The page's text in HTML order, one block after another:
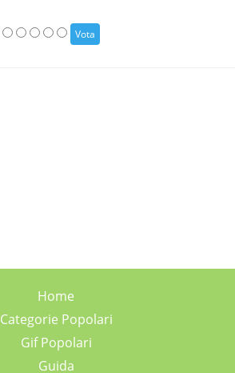
Home
Categorie Popolari
Gif Popolari
Guida